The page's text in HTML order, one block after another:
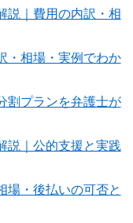
説｜費用の内訳・相
・相場・実例でわか
割プランを弁護士が
説｜公的支援と実践
場・後払いの可否と